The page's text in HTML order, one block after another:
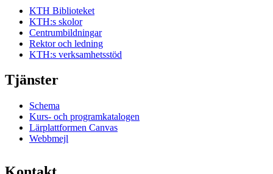
KTH Biblioteket
KTH:s skolor
Centrumbildningar
Rektor och ledning
KTH:s verksamhetsstöd
Tjänster
Schema
Kurs- och programkatalogen
Lärplattformen Canvas
Webbmejl